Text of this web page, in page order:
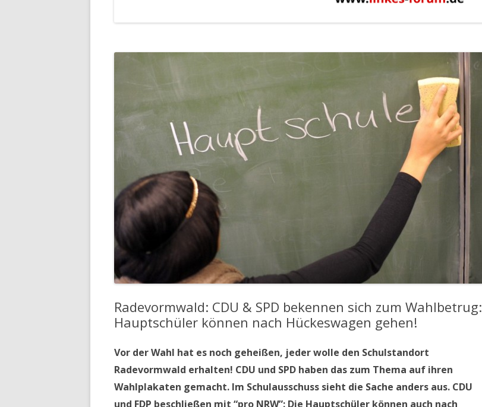
Radevormwald: CDU & SPD bekennen sich zum Wahlbetrug:
Hauptschüler können nach Hückeswagen gehen!
Vor der Wahl hat es noch geheißen, jeder wolle den Schulstandort
Radevormwald erhalten! CDU und SPD haben das zum Thema auf ihren
Wahlplakaten gemacht. Im Schulausschuss sieht die Sache anders aus. CDU
und FDP beschließen mit “pro NRW”: Die Hauptschüler können auch nach